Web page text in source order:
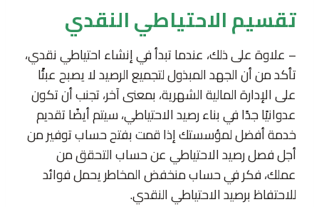
تقسيم الاحتياطي النقدي
– علاوة على ذلك، عندما تبدأ في إنشاء احتياطي نقدي،
تأكد من أن الجهد المبذول لتجميع الرصيد لا يصبح عبئًا
على الإدارة المالية الشهرية، بمعنى آخر، تجنب أن تكون
عدوانيًا جدًا في بناء رصيد الاحتياطي، سيتم أيضًا تقديم
خدمة أفضل لمؤسستك إذا قمت بفتح حساب توفير من
أجل فصل رصيد الاحتياطي عن حساب التحقق من
عملك، فكر في حساب منخفض المخاطر يحمل فوائد
للاحتفاظ برصيد الاحتياطي النقدي.